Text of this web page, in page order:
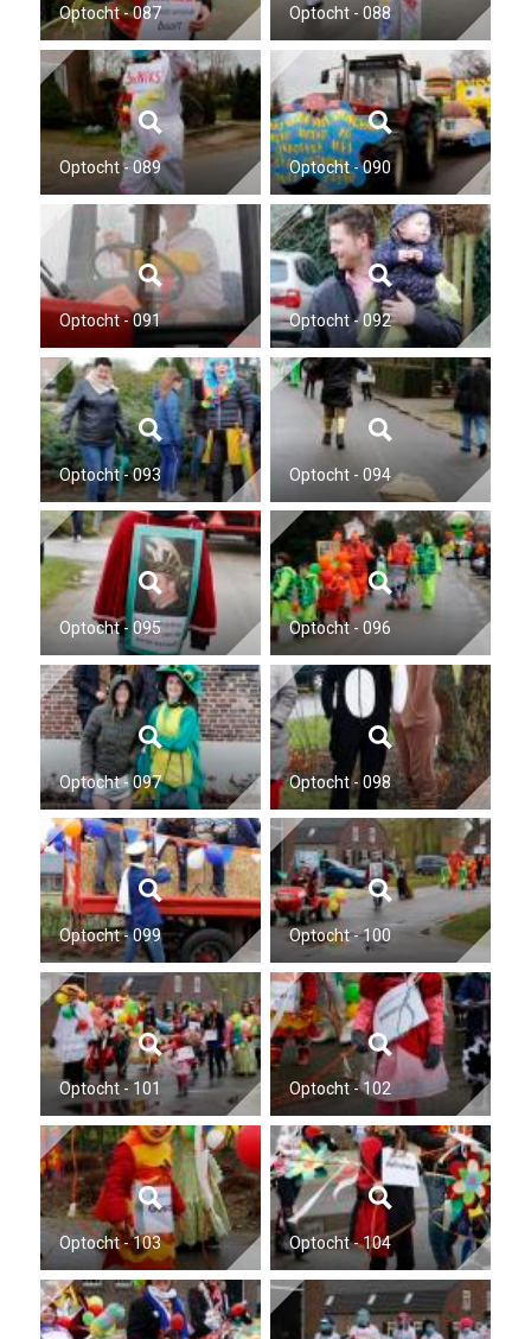
Optocht - 087 Optocht - 088
Optocht - 089 Optocht - 090
Optocht - 091 Optocht - 092
Optocht - 093 Optocht - 094
Optocht - 095 Optocht - 096
Optocht - 097 Optocht - 098
Optocht - 099 Optocht - 100
Optocht - 101 Optocht - 102
Optocht - 103 Optocht - 104